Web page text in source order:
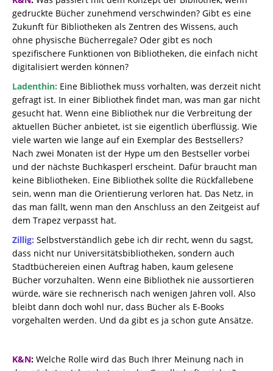
gedruckte Bücher zunehmend verschwinden? Gibt es eine
Zukunft für Bibliotheken als Zentren des Wissens, auch
ohne physische Bücherregale? Oder gibt es noch
spezifischere Funktionen von Bibliotheken, die einfach nicht
digitalisiert werden können?
Ladenthin: Eine Bibliothek muss vorhalten, was derzeit nicht
gefragt ist. In einer Bibliothek findet man, was man gar nicht
gesucht hat. Wenn eine Bibliothek nur die Verbreitung der
aktuellen Bücher anbietet, ist sie eigentlich überflüssig. Wie
viele warten wie lange auf ein Exemplar des Bestsellers?
Nach zwei Monaten ist der Hype um den Bestseller vorbei
und der nächste Buchkasperl erscheint. Dafür braucht man
keine Bibliotheken. Eine Bibliothek sollte die Rückfallebene
sein, wenn man die Orientierung verloren hat. Das Netz, in
das man fällt, wenn man den Anschluss an den Zeitgeist auf
dem Trapez verpasst hat.
Zillig: Selbstverständlich gebe ich dir recht, wenn du sagst,
dass nicht nur Universitätsbibliotheken, sondern auch
Stadtbüchereien einen Auftrag haben, kaum gelesene
Bücher vorzuhalten. Wenn eine Bibliothek nie aussortieren
würde, wäre sie rechnerisch nach wenigen Jahren voll. Also
bleibt dann doch wohl nur, dass Bücher als E-Books
vorgehalten werden. Und da gibt es ja schon gute Ansätze.
K&N: Welche Rolle wird das Buch Ihrer Meinung nach in